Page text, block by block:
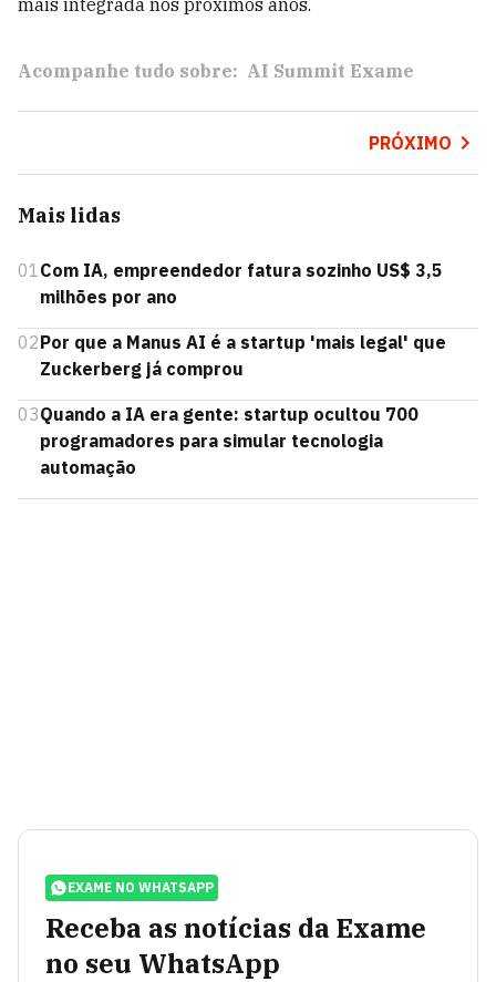
mais integrada nos próximos anos.
Acompanhe tudo sobre: AI Summit Exame
PRÓXIMO
Mais lidas
01Com IA, empreendedor fatura sozinho US$ 3,5
milhões por ano
02Por que a Manus AI é a startup 'mais legal' que
Zuckerberg já comprou
03Quando a IA era gente: startup ocultou 700
programadores para simular tecnologia
automação
EXAME NO WHATSAPP
Receba as notícias da Exame
no seu WhatsApp